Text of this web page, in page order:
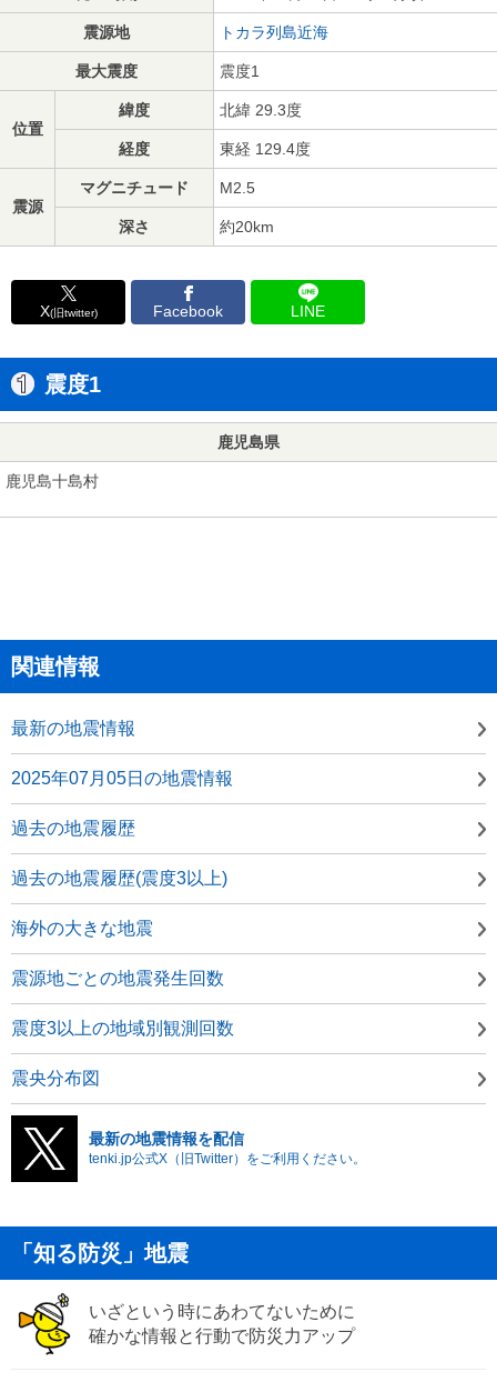
震源地 トカラ列島近海
最大震度 震度1
位置
緯度 北緯 29.3度
経度 東経 129.4度
震源
マグニチュード M2.5
深さ 約20km
X(旧twitter) Facebook LINE
震度1
鹿児島県
鹿児島十島村
関連情報
最新の地震情報
2025年07月05日の地震情報
過去の地震履歴
過去の地震履歴(震度3以上)
海外の大きな地震
震源地ごとの地震発生回数
震度3以上の地域別観測回数
震央分布図
最新の地震情報を配信
tenki.jp公式X（旧Twitter）をご利用ください。
「知る防災」地震
いざという時にあわてないために
確かな情報と行動で防災力アップ